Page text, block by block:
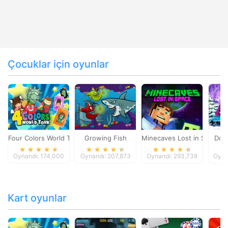
Çocuklar için oyunlar
Four Colors World Tour
Oynandı: 174,000
Growing Fish
Oynandı: 207,873
Minecaves Lost in Space
Oynandı: 293,738
Kart oyunlar